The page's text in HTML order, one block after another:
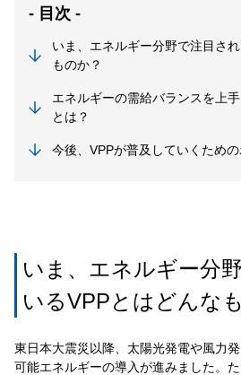
- 目次 -
いま、エネルギー分野で注目さ
ものか？
エネルギーの需給バランスを上
とは？
今後、VPPが普及していくため
いま、エネルギー分
いるVPPとはどんな
東日本大震災以降、太陽光発電や風力
可能エネルギーの導入が進みました。